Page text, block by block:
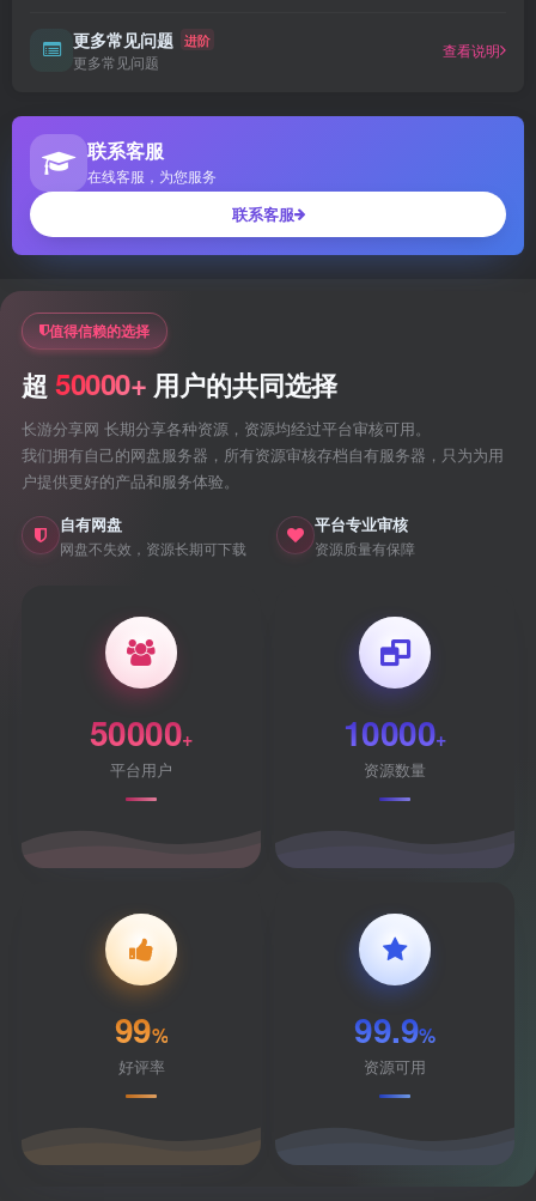
更多常见问题 进阶
更多常见问题
查看说明
联系客服
在线客服，为您服务
联系客服
值得信赖的选择
超50000+ 用户的共同选择
长游分享网 长期分享各种资源，资源均经过平台审核可用。
我们拥有自己的网盘服务器，所有资源审核存档自有服务器，只为为用
户提供更好的产品和服务体验。
自有网盘
网盘不失效，资源长期可下载
平台专业审核
资源质量有保障
50000+
平台用户
10000+
资源数量
99%
好评率
99.9%
资源可用